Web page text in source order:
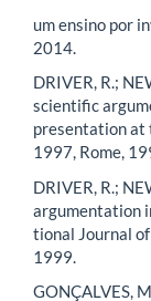
um ensino por
2014.
DRIVER, R.;
scientific
presentation at
1997, Rome,
DRIVER, R.;
argumentation
tional Journal of
1999.
GONÇALVES,